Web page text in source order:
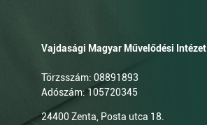
Vajdasági Magyar Művelődési Intézet
Törzsszám: 08891893
Adószám: 105720345
24400 Zenta, Posta utca 18.